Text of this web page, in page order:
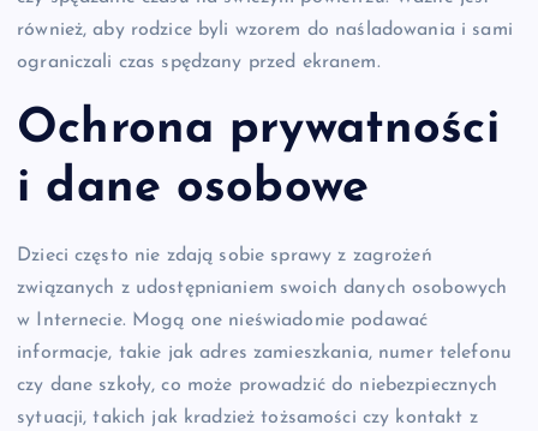
również, aby rodzice byli wzorem do naśladowania i sami
ograniczali czas spędzany przed ekranem.
Ochrona prywatności
i dane osobowe
Dzieci często nie zdają sobie sprawy z zagrożeń
związanych z udostępnianiem swoich danych osobowych
w Internecie. Mogą one nieświadomie podawać
informacje, takie jak adres zamieszkania, numer telefonu
czy dane szkoły, co może prowadzić do niebezpiecznych
sytuacji, takich jak kradzież tożsamości czy kontakt z